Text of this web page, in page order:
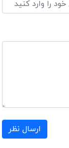
ارسال نظر